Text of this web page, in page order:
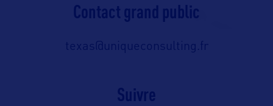
Contact grand public
texas@uniqueconsulting.fr
Suivre